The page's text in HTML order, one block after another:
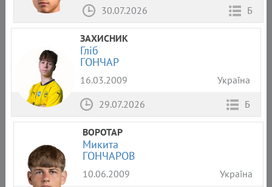
30.07.2026 Б
ЗАХИСНИК
Гліб
ГОНЧАР
16.03.2009
Україна
29.07.2026
Б
ВОРОТАР
Микита
ГОНЧАРОВ
10.06.2009
Україна